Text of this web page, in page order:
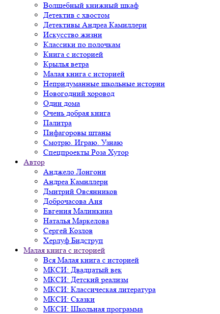
Волшебный книжный шкаф
Детектив с хвостом
Детективы Андреа Камиллери
Искусство жизни
Классики по полочкам
Книга с историей
Крылья ветра
Малая книга с историей
Непридуманные школьные истории
Новогодний хоровод
Один дома
Очень добрая книга
Палитра
Пифагоровы штаны
Смотрю. Играю. Узнаю
Спецпроекты Роза Хутор
Автор
Анджело Лонгони
Андреа Камиллери
Дмитрий Овсянников
Доброчасова Аня
Евгения Малинкина
Наталья Маркелова
Сергей Козлов
Херлуф Бидструп
Малая книга с историей
Вся Малая книга с историей
МКСИ: Двадцатый век
МКСИ: Детский реализм
МКСИ: Классическая литература
МКСИ: Сказки
МКСИ: Школьная программа